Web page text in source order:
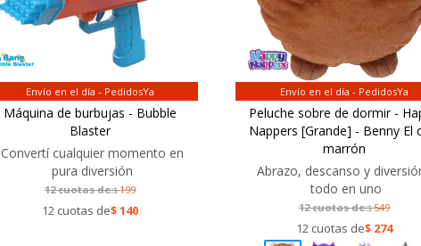
Envío en el día - PedidosYa
Máquina de burbujas - Bubble
Blaster
Convertí cualquier momento en
pura diversión
12 cuotas de:$199
12 cuotas de$140
Envío en el día - PedidosYa
Peluche sobre de dormir -
Nappers [Grande] - Benny El
marrón
Abrazo, descanso y
todo en uno
12 cuotas de:$549
12 cuotas de$ 274